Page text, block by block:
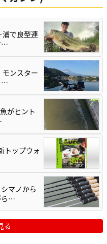
浦で良型連
…
モンスター
…
がヒント
トップウォ
マノから
ら…
る